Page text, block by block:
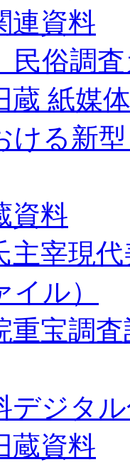
連資料
俗調査
蔵 紙媒
ける新
資料
主宰現
イル）
重宝調
デジタ
蔵資料